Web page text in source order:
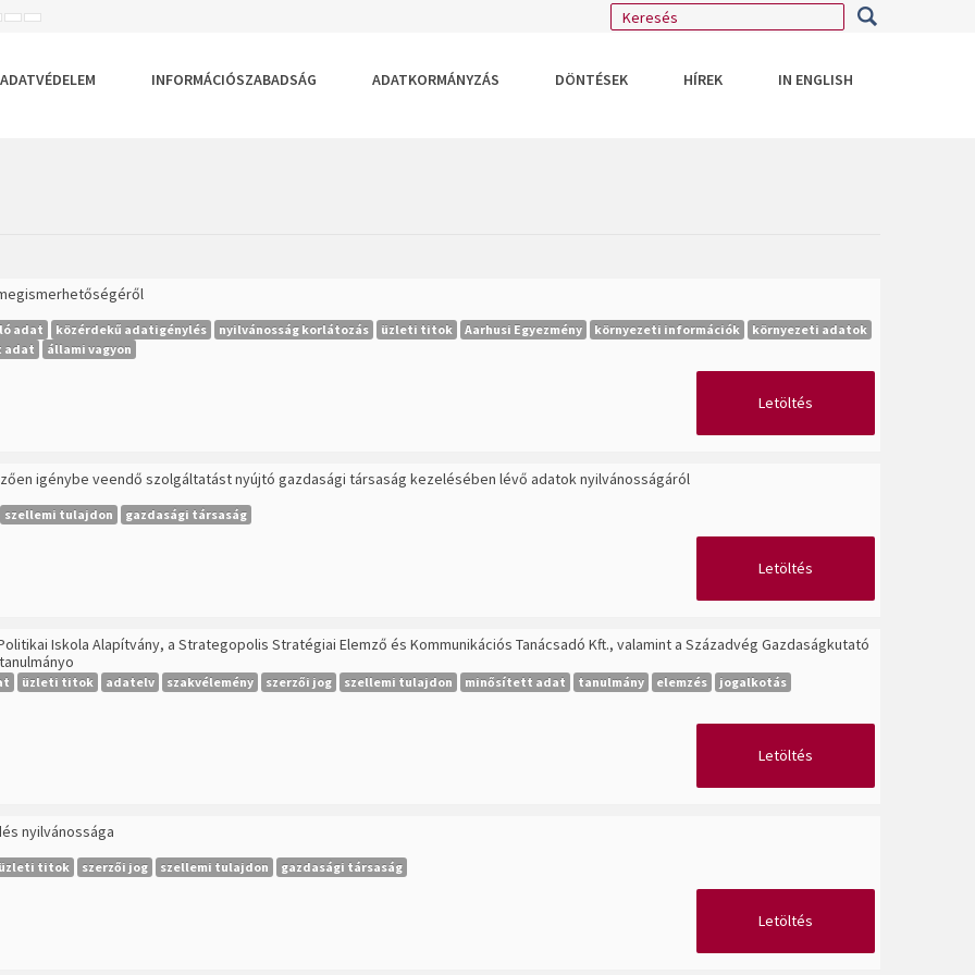
ALAPÉRTELMEZETT
NAGYOBB
ADATVÉDELEM
INFORMÁCIÓSZABADSÁG ADATKORMÁNYZÁS DÖNTÉSEK HÍREK IN ENGLISH
adat közérdekű adatigénylés nyilvánosság korlátozás üzleti titok Aarhusi Egyezmény környezeti információk
környezeti adatok
adat
állami vagyon
Letöltés
igénybe veendő szolgáltatást nyújtó gazdasági társaság kezelésében lévő adatok nyilvánosságáról
szellemi tulajdon gazdasági társaság
Letöltés
Iskola Alapítvány, a Strategopolis Stratégiai Elemző és Kommunikációs Tanácsadó Kft., valamint a Századvég Gazdaságkutató
üzleti titok adatelv szakvélemény szerzői jog szellemi tulajdon minősített adat tanulmány elemzés jogalkotás
Letöltés
nyilvánossága
titok szerzői jog szellemi tulajdon gazdasági társaság
Letöltés